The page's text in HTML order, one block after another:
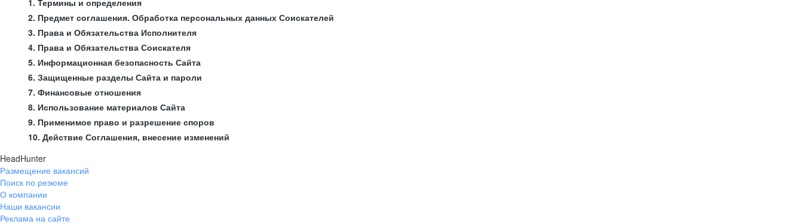
1. Термины и определения
2. Предмет соглашения. Обработка персональных данных Соискателей
3. Права и Обязательства Исполнителя
4. Права и Обязательства Соискателя
5. Информационная безопасность Сайта
6. Защищенные разделы Сайта и пароли
7. Финансовые отношения
8. Использование материалов Сайта
9. Применимое право и разрешение споров
10. Действие Соглашения, внесение изменений
HeadHunter
Размещение вакансий
Поиск по резюме
О компании
Наши вакансии
Реклама на сайте